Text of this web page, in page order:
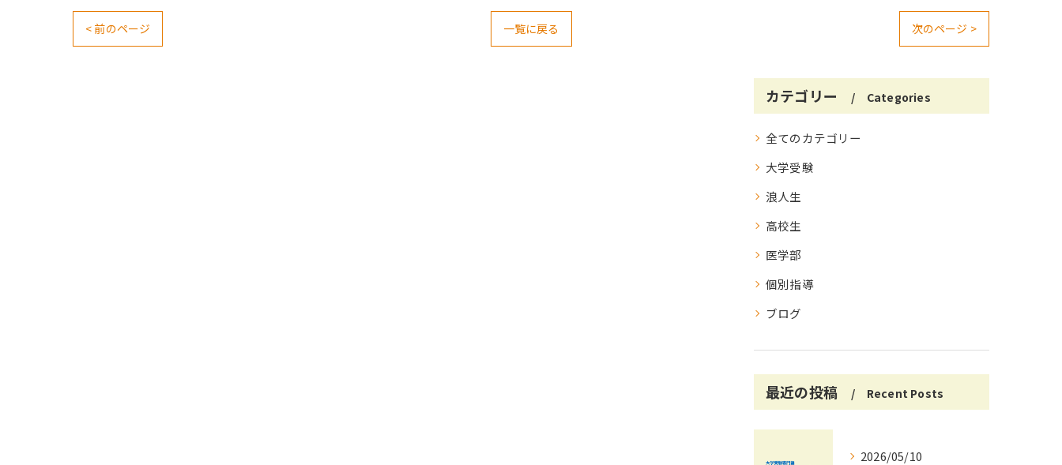
< 前のページ 一覧に戻る 次のページ >
カテゴリー Categories
全てのカテゴリー
大学受験
浪人生
高校生
医学部
個別指導
ブログ
最近の投稿 Recent Posts
2026/05/10